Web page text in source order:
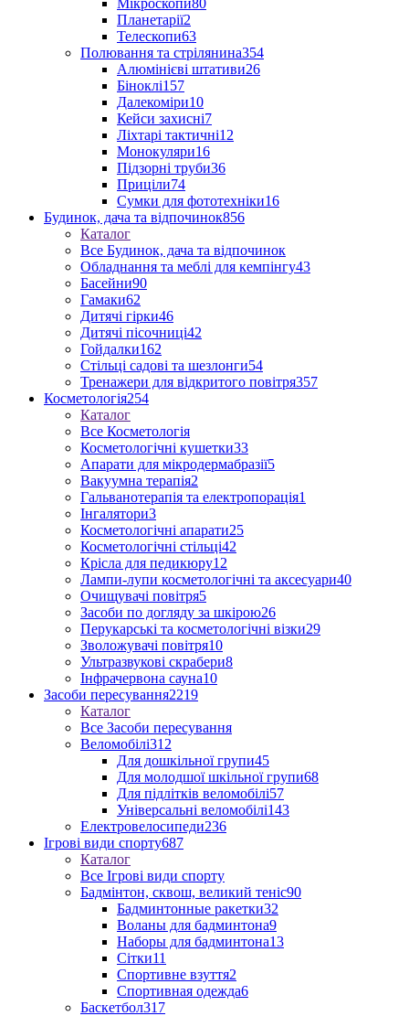
Мікроскопи80
Планетарії2
Телескопи63
Полювання та стрілянина354
Алюмінієві штативи26
Біноклі157
Далекоміри10
Кейси захисні7
Ліхтарі тактичні12
Монокуляри16
Підзорні труби36
Приціли74
Сумки для фототехніки16
Будинок, дача та відпочинок856
Каталог
Все Будинок, дача та відпочинок
Обладнання та меблі для кемпінгу43
Басейни90
Гамаки62
Дитячі гірки46
Дитячі пісочниці42
Гойдалки162
Стільці садові та шезлонги54
Тренажери для відкритого повітря357
Косметологія254
Каталог
Все Косметологія
Косметологічні кушетки33
Апарати для мікродермабразії5
Вакуумна терапія2
Гальванотерапія та електропорація1
Інгалятори3
Косметологічні апарати25
Косметологічні стільці42
Крісла для педикюру12
Лампи-лупи косметологічні та аксесуари40
Очищувачі повітря5
Засоби по догляду за шкірою26
Перукарські та косметологічні візки29
Зволожувачі повітря10
Ультразвукові скрабери8
Інфрачервона сауна10
Засоби пересування2219
Каталог
Все Засоби пересування
Веломобілі312
Для дошкільної групи45
Для молодшої шкільної групи68
Для підлітків веломобілі57
Універсальні веломобілі143
Електровелосипеди236
Ігрові види спорту687
Каталог
Все Ігрові види спорту
Бадмінтон, сквош, великий теніс90
Бадминтонные ракетки32
Воланы для бадминтона9
Наборы для бадминтона13
Сітки11
Спортивне взуття2
Спортивная одежда6
Баскетбол317